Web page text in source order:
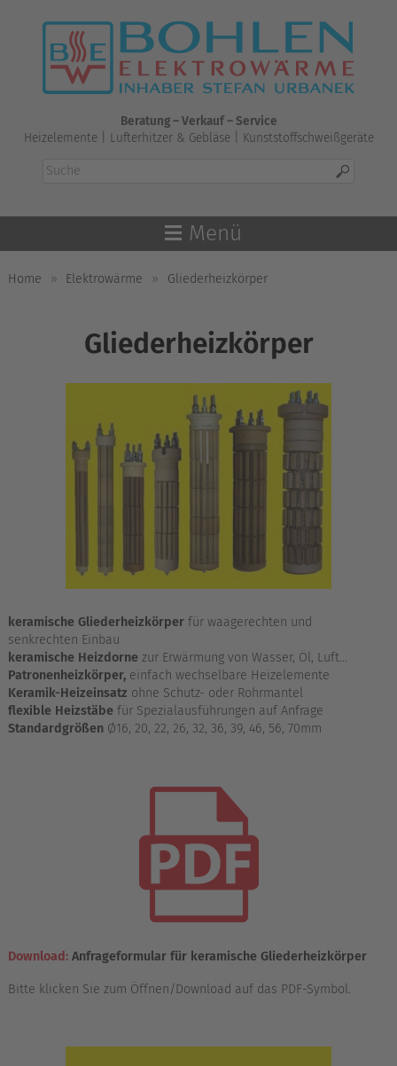
Beratung – Verkauf – Service
Heizelemente | Lufterhitzer & Gebläse | Kunststoffschweißgeräte
Menü
Home » Elektrowärme » Gliederheizkörper
Gliederheizkörper
keramische Gliederheizkörper für waagerechten und
senkrechten Einbau
keramische Heizdorne zur Erwärmung von Wasser, Öl, Luft…
Patronenheizkörper, einfach wechselbare Heizelemente
Keramik-Heizeinsatz ohne Schutz- oder Rohrmantel
flexible Heizstäbe für Spezialausführungen auf Anfrage
Standardgrößen Ø16, 20, 22, 26, 32, 36, 39, 46, 56, 70mm
Download:Anfrageformular für keramische Gliederheizkörper
Bitte klicken Sie zum Öffnen/Download auf das PDF-Symbol.